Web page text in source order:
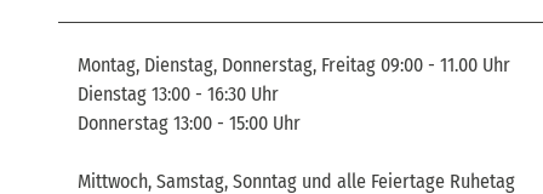
Montag, Dienstag, Donnerstag, Freitag 09:00 - 11.00 Uhr
Dienstag 13:00 - 16:30 Uhr
Donnerstag 13:00 - 15:00 Uhr
Mittwoch, Samstag, Sonntag und alle Feiertage Ruhetag